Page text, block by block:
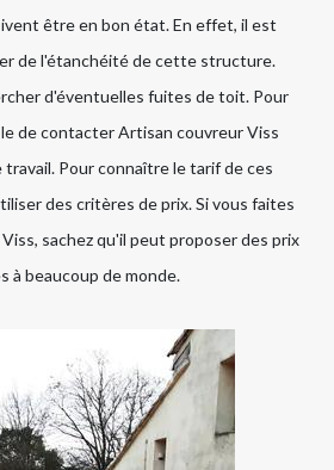
être en bon état. En effet, il est
de l'étanchéité de cette structure.
d'éventuelles fuites de toit. Pour
de contacter Artisan couvreur Viss
Pour connaître le tarif de ces
des critères de prix. Si vous faites
sachez qu'il peut proposer des prix
à beaucoup de monde.